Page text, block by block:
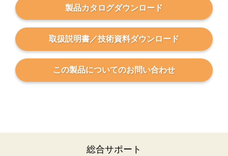
製品カタログダウンロード
取扱説明書／技術資料ダウンロード
この製品についてのお問い合わせ
総合サポート